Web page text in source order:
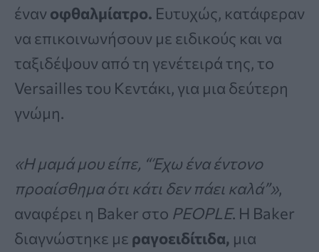
έναν οφθαλμίατρο. Ευτυχώς, κατάφεραν
να επικοινωνήσουν με ειδικούς και να
ταξιδέψουν από τη γενέτειρά της, το
Versailles του Κεντάκι, για μια δεύτερη
γνώμη.
«Η μαμά μου είπε, “Έχω ένα έντονο
προαίσθημα ότι κάτι δεν πάει καλά”»,
αναφέρει η Baker στο PEOPLE. Η Baker
διαγνώστηκε με ραγοειδίτιδα, μια